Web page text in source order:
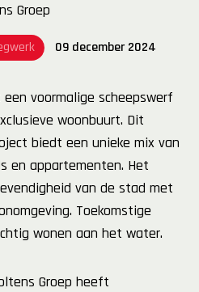
Groep
09 december 2024
voormalige scheepswerf
woonbuurt. Dit
biedt een unieke mix van
en appartementen. Het
van de stad met
Toekomstige
wonen aan het water.
Groep heeft